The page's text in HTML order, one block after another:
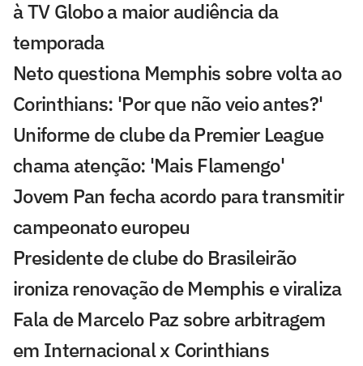
à TV Globo a maior audiência da
temporada
Neto questiona Memphis sobre volta ao
Corinthians: 'Por que não veio antes?'
Uniforme de clube da Premier League
chama atenção: 'Mais Flamengo'
Jovem Pan fecha acordo para transmitir
campeonato europeu
Presidente de clube do Brasileirão
ironiza renovação de Memphis e viraliza
Fala de Marcelo Paz sobre arbitragem
em Internacional x Corinthians